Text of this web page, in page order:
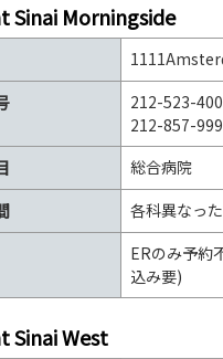
Sinai Morningside
212-523-
212-857-
総合病院
各科異なっ
ERのみ予約
込み要)
Sinai West